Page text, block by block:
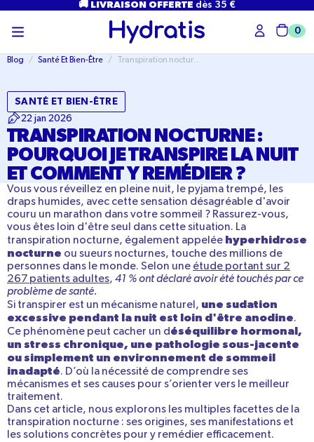
CONTENU
🚚 LIVRAISON OFFERTE dès 35 €
0
Blog / Santé Et Bien-Être / Transpiration nocturne : causes et solutions pour y remédier
SANTÉ ET BIEN-ÊTRE
22 jan 2026
TRANSPIRATION NOCTURNE :
POURQUOI JE TRANSPIRE LA NUIT
ET COMMENT Y REMÉDIER ?
Vous vous réveillez en pleine nuit, le pyjama trempé, les
draps humides, avec cette sensation désagréable d'avoir
couru un marathon dans votre sommeil ? Rassurez-vous,
vous êtes loin d'être seul dans cette situation. La
transpiration nocturne, également appelée hyperhidrose
nocturne ou sueurs nocturnes, touche des millions de
personnes dans le monde. Selon une étude portant sur 2
267 patients adultes, 41 % ont déclaré avoir été touchés par ce
problème de santé.
Si transpirer est un mécanisme naturel, une sudation
excessive pendant la nuit est loin d'être anodine.
Ce phénomène peut cacher un déséquilibre hormonal,
un stress chronique, une pathologie sous-jacente
ou simplement un environnement de sommeil
inadapté. D’où la nécessité de comprendre ses
mécanismes et ses causes pour s’orienter vers le meilleur
traitement.
Dans cet article, nous explorons les multiples facettes de la
transpiration nocturne : ses origines, ses manifestations et
les solutions concrètes pour y remédier efficacement.